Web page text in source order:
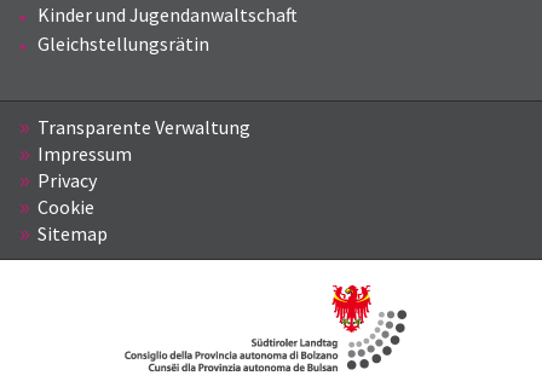
Kinder und Jugendanwaltschaft
Gleichstellungsrätin
Transparente Verwaltung
Impressum
Privacy
Cookie
Sitemap